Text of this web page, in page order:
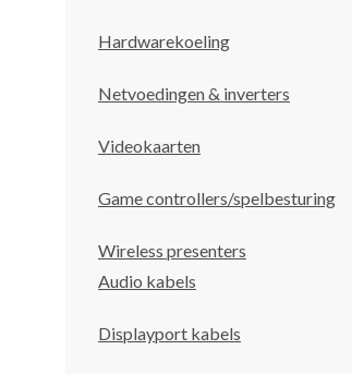
Hardwarekoeling
Netvoedingen & inverters
Videokaarten
Game controllers/spelbesturing
Wireless presenters
Audio kabels
Displayport kabels